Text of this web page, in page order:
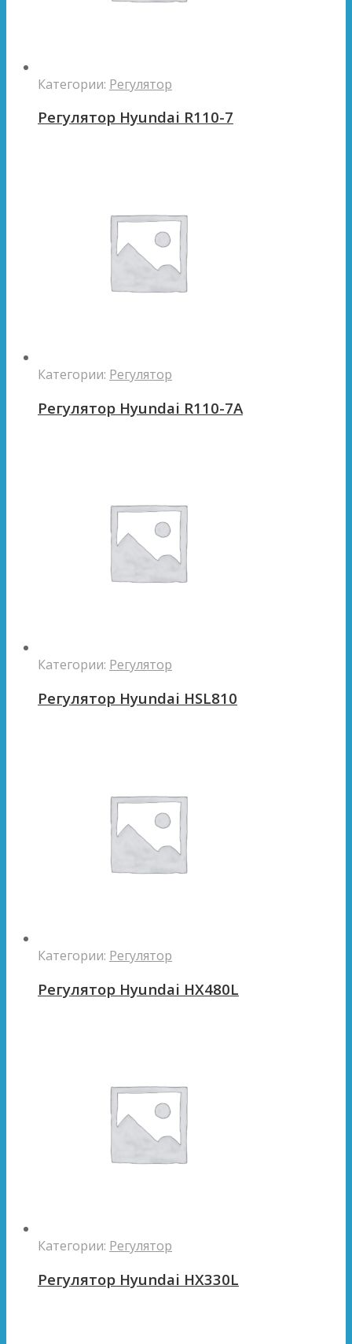
Категории: Регулятор
Регулятор Hyundai R110-7
Категории: Регулятор
Регулятор Hyundai R110-7A
Категории: Регулятор
Регулятор Hyundai HSL810
Категории: Регулятор
Регулятор Hyundai HX480L
Категории: Регулятор
Регулятор Hyundai HX330L